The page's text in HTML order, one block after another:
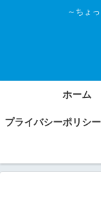
～ちょ
ホーム
プライバシーポリシ